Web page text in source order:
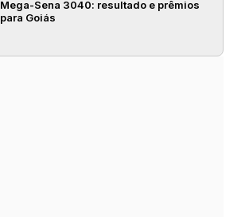
Mega-Sena 3040: resultado e prêmios
para Goiás